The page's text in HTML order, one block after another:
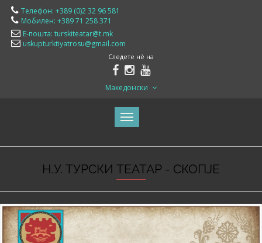
Телефон: +389 (0)2 32 96 581
Мобилен: +389 71 258 371
Е-пошта: turskiteatar@t.mk
uskupturktiyatrosu@gmail.com
Следете нè на
Македонски
Н.У. ТУРСКИ ТЕАТАР - СКОПЈЕ